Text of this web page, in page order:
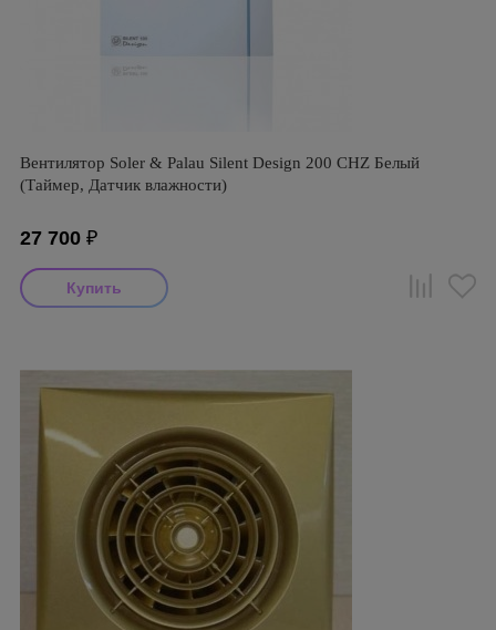
Вентилятор Soler & Palau Silent Design 200 CHZ Белый
(Таймер, Датчик влажности)
27 700 ₽